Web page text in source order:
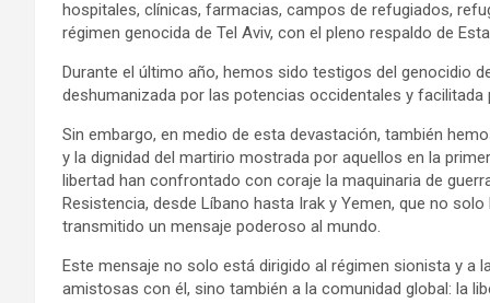
hospitales, clínicas, farmacias, campos de refugiados,
régimen genocida de Tel Aviv, con el pleno respaldo de
Durante el último año, hemos sido testigos del genocidio
deshumanizada por las potencias occidentales y
Sin embargo, en medio de esta devastación, también
y la dignidad del martirio mostrada por aquellos en la
libertad han confrontado con coraje la maquinaria de
Resistencia, desde Líbano hasta Irak y Yemen, que no
transmitido un mensaje poderoso al mundo.
Este mensaje no solo está dirigido al régimen sionista y a
amistosas con él, sino también a la comunidad global: la